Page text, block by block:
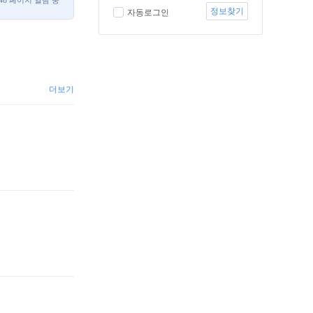
더보기
자동로그인 정보찾기